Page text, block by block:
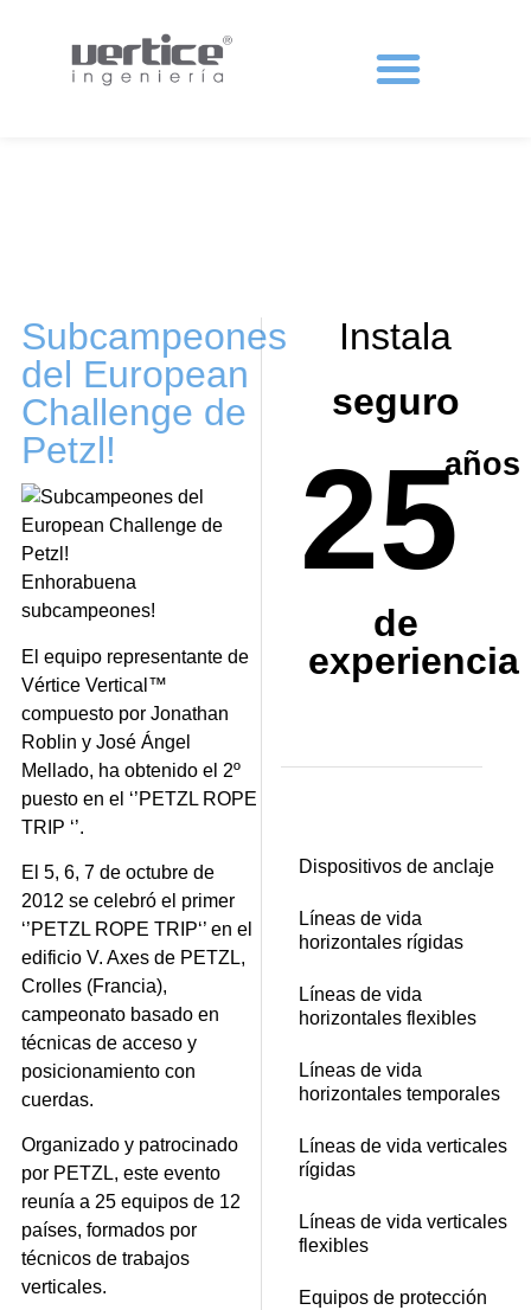
Subcampeones
del European
Challenge de
Petzl!
Enhorabuena
subcampeones!
El equipo representante de
Vértice Vertical™
compuesto por Jonathan
Roblin y José Ángel
Mellado, ha obtenido el 2º
puesto en el ‘’PETZL ROPE
TRIP ‘’.
El 5, 6, 7 de octubre de
2012 se celebró el primer
‘’PETZL ROPE TRIP‘’ en el
edificio V. Axes de PETZL,
Crolles (Francia),
campeonato basado en
técnicas de acceso y
posicionamiento con
cuerdas.
Organizado y patrocinado
por PETZL, este evento
reunía a 25 equipos de 12
países, formados por
técnicos de trabajos
verticales.
Instala
seguro
25años
de
experiencia
Dispositivos de anclaje
Líneas de vida
horizontales rígidas
Líneas de vida
horizontales flexibles
Líneas de vida
horizontales temporales
Líneas de vida verticales
rígidas
Líneas de vida verticales
flexibles
Equipos de protección